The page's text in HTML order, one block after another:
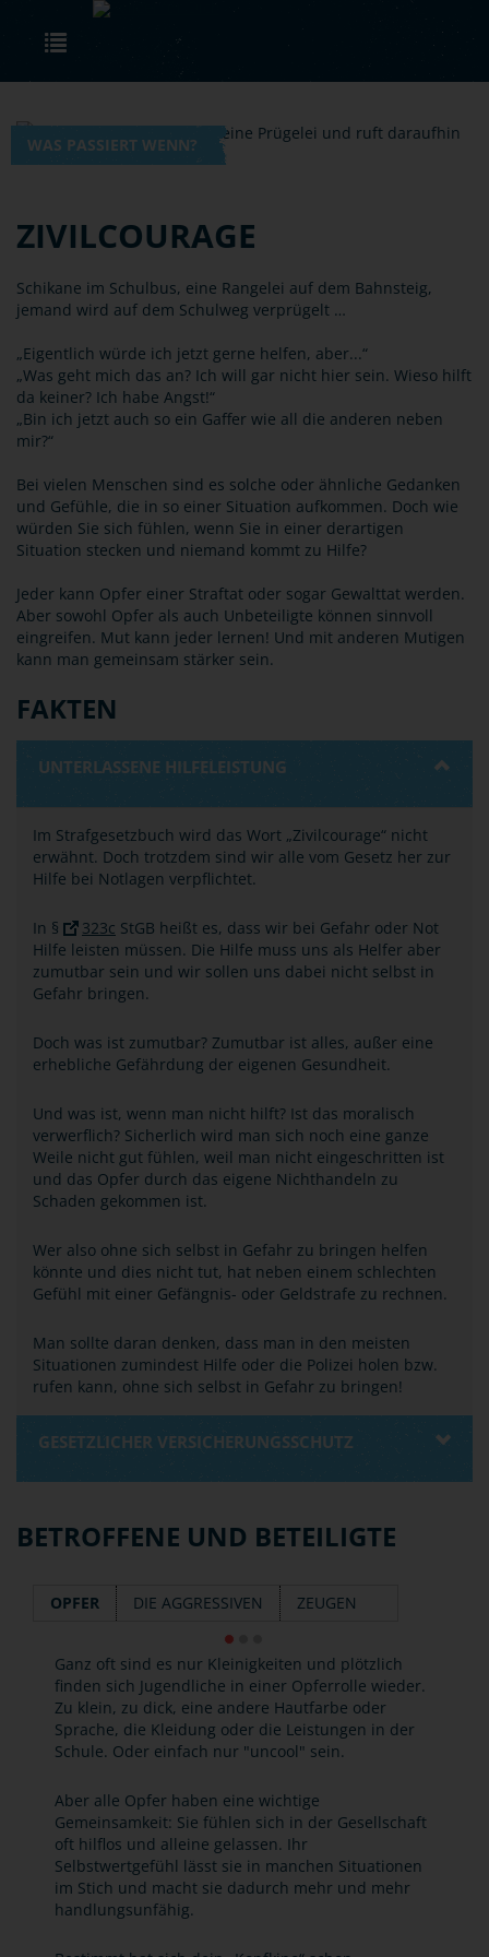
Skip to main content
WAS PASSIERT WENN?
ZIVILCOURAGE
Schikane im Schulbus, eine Rangelei auf dem Bahnsteig,
jemand wird auf dem Schulweg verprügelt …
„Eigentlich würde ich jetzt gerne helfen, aber...“
„Was geht mich das an? Ich will gar nicht hier sein. Wieso hilft
da keiner? Ich habe Angst!“
„Bin ich jetzt auch so ein Gaffer wie all die anderen neben
mir?“
Bei vielen Menschen sind es solche oder ähnliche Gedanken
und Gefühle, die in so einer Situation aufkommen. Doch wie
würden Sie sich fühlen, wenn Sie in einer derartigen
Situation stecken und niemand kommt zu Hilfe?
Jeder kann Opfer einer Straftat oder sogar Gewalttat werden.
Aber sowohl Opfer als auch Unbeteiligte können sinnvoll
eingreifen. Mut kann jeder lernen! Und mit anderen Mutigen
kann man gemeinsam stärker sein.
FAKTEN
UNTERLASSENE HILFELEISTUNG
Im Strafgesetzbuch wird das Wort „Zivilcourage“ nicht
erwähnt. Doch trotzdem sind wir alle vom Gesetz her zur
Hilfe bei Notlagen verpflichtet.
In § 323c StGB heißt es, dass wir bei Gefahr oder Not
Hilfe leisten müssen. Die Hilfe muss uns als Helfer aber
zumutbar sein und wir sollen uns dabei nicht selbst in
Gefahr bringen.
Doch was ist zumutbar? Zumutbar ist alles, außer eine
erhebliche Gefährdung der eigenen Gesundheit.
Und was ist, wenn man nicht hilft? Ist das moralisch
verwerflich? Sicherlich wird man sich noch eine ganze
Weile nicht gut fühlen, weil man nicht eingeschritten ist
und das Opfer durch das eigene Nichthandeln zu
Schaden gekommen ist.
Wer also ohne sich selbst in Gefahr zu bringen helfen
könnte und dies nicht tut, hat neben einem schlechten
Gefühl mit einer Gefängnis- oder Geldstrafe zu rechnen.
Man sollte daran denken, dass man in den meisten
Situationen zumindest Hilfe oder die Polizei holen bzw.
rufen kann, ohne sich selbst in Gefahr zu bringen!
GESETZLICHER VERSICHERUNGSSCHUTZ
BETROFFENE UND BETEILIGTE
OPFER DIE AGGRESSIVEN ZEUGEN
Ganz oft sind es nur Kleinigkeiten und plötzlich
finden sich Jugendliche in einer Opferrolle wieder.
Zu klein, zu dick, eine andere Hautfarbe oder
Sprache, die Kleidung oder die Leistungen in der
Schule. Oder einfach nur "uncool" sein.
Aber alle Opfer haben eine wichtige
Gemeinsamkeit: Sie fühlen sich in der Gesellschaft
oft hilflos und alleine gelassen. Ihr
Selbstwertgefühl lässt sie in manchen Situationen
im Stich und macht sie dadurch mehr und mehr
handlungsunfähig.